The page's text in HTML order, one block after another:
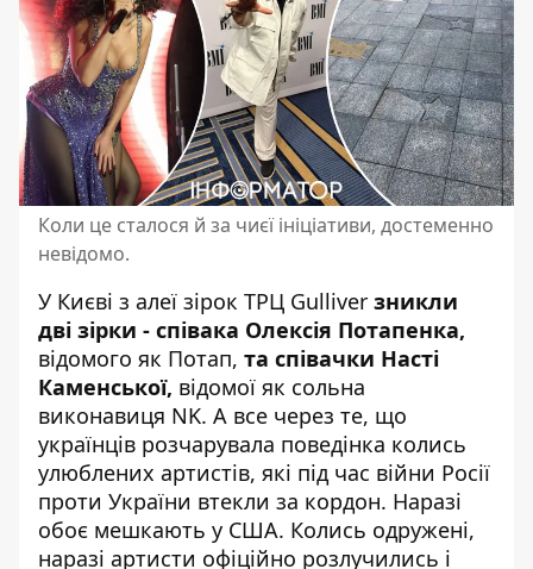
Коли це сталося й за чиєї ініціативи, достеменно
невідомо.
У Києві з алеї зірок ТРЦ Gulliver зникли
дві зірки - співака Олексія Потапенка,
відомого як Потап, та співачки Насті
Каменської, відомої як сольна
виконавиця NK. А все через те, що
українців розчарувала поведінка колись
улюблених артистів, які під час війни Росії
проти України втекли за кордон. Наразі
обоє мешкають у США. Колись одружені,
наразі артисти офіційно розлучились і